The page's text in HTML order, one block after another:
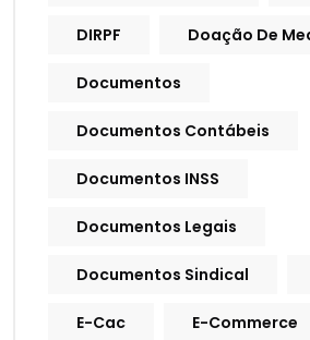
DIRPF Doação De
Documentos
Documentos Contábeis
Documentos INSS
Documentos Legais
Documentos Sindical
E-Cac E-Commerce